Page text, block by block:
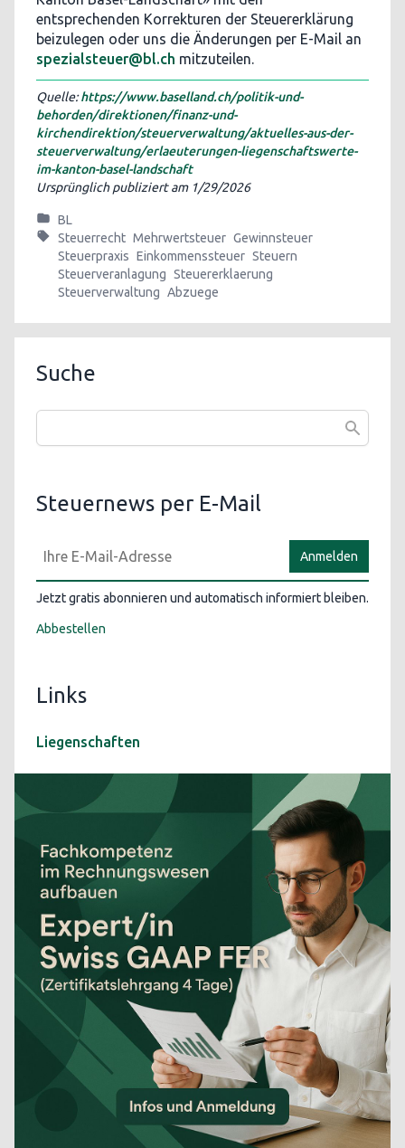
entsprechenden Korrekturen der Steuererklärung
beizulegen oder uns die Änderungen per E-Mail an
spezialsteuer@bl.ch mitzuteilen.
Quelle:https://www.baselland.ch/politik-und-
behorden/direktionen/finanz-und-
kirchendirektion/steuerverwaltung/aktuelles-aus-der-
steuerverwaltung/erlaeuterungen-liegenschaftswerte-
im-kanton-basel-landschaft
Ursprünglich publiziert am 1/29/2026
BL
Steuerrecht Mehrwertsteuer Gewinnsteuer
Steuerpraxis Einkommenssteuer Steuern
Steuerveranlagung Steuererklaerung
Steuerverwaltung Abzuege
Suche
Steuernews per E-Mail
Anmelden
Jetzt gratis abonnieren und automatisch informiert bleiben.
Abbestellen
Links
Liegenschaften